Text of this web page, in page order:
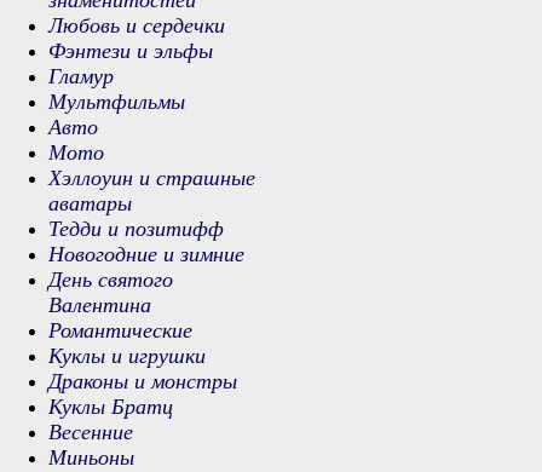
Любовь и сердечки
Фэнтези и эльфы
Гламур
Мультфильмы
Авто
Мото
Хэллоуин и страшные
аватары
Тедди и позитифф
Новогодние и зимние
День святого
Валентина
Романтические
Куклы и игрушки
Драконы и монстры
Куклы Братц
Весенние
Миньоны